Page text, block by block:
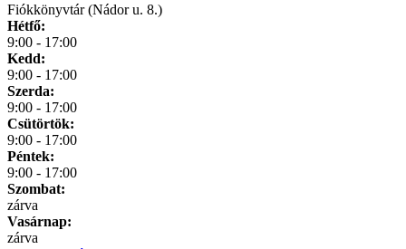
Fiókkönyvtár (Nádor u. 8.)
Hétfő:
9:00 - 17:00
Kedd:
9:00 - 17:00
Szerda:
9:00 - 17:00
Csütörtök:
9:00 - 17:00
Péntek:
9:00 - 17:00
Szombat:
zárva
Vasárnap:
zárva